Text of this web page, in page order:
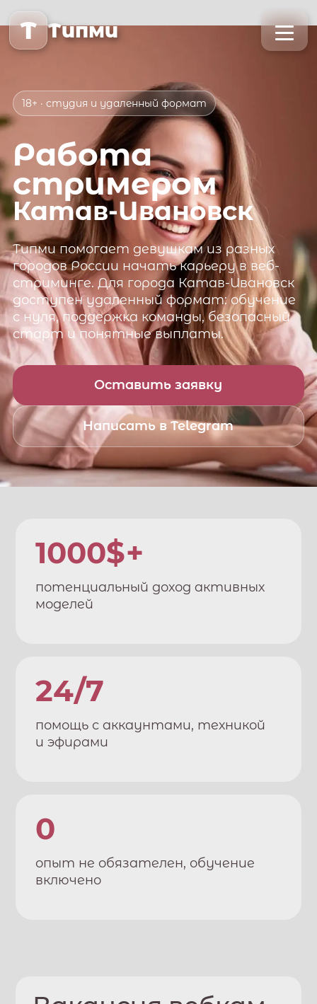
T Типми
18+ · студия и удаленный формат
Работа
стримером
Катав-Ивановск
Типмипомогает девушкам из разных
городов России начать карьеру в веб-
стриминге. Для города Катав-Ивановск
доступен удаленный формат: обучение
с нуля, поддержка команды, безопасный
старт и понятные выплаты.
Оставить заявку
Написать в Telegram
1000$+
потенциальный доход активных
моделей
24/7
помощь с аккаунтами, техникой
и эфирами
0
опыт не обязателен, обучение
включено